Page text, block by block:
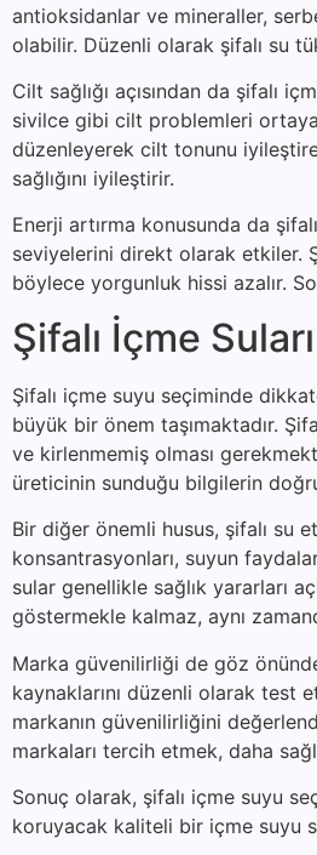
antioksidanlar ve mineraller,
olabilir. Düzenli olarak şifalı su
Cilt sağlığı açısından da şifalı
sivilce gibi cilt problemleri ortaya
düzenleyerek cilt tonunu
sağlığını iyileştirir.
Enerji artırma konusunda da
seviyelerini direkt olarak etkiler.
böylece yorgunluk hissi azalır.
Şifalı İçme
Şifalı içme suyu seçiminde
büyük bir önem taşımaktadır.
ve kirlenmemiş olması
üreticinin sunduğu bilgilerin
Bir diğer önemli husus, şifalı su
konsantrasyonları, suyun
sular genellikle sağlık yararları
göstermekle kalmaz, aynı
Marka güvenilirliği de göz
kaynaklarını düzenli olarak test
markanın güvenilirliğini
markaları tercih etmek, daha
Sonuç olarak, şifalı içme suyu
koruyacak kaliteli bir içme suyu